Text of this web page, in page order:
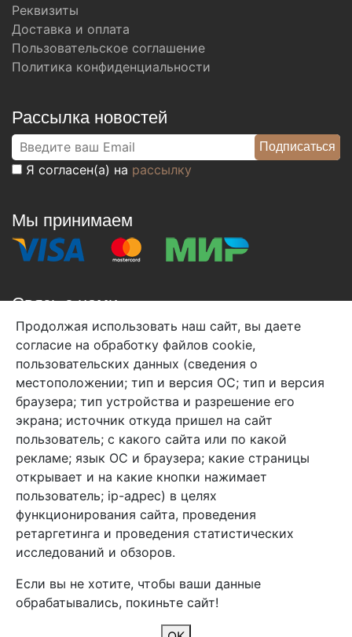
Реквизиты
Доставка и оплата
Пользовательское соглашение
Политика конфиденциальности
Рассылка новостей
Я согласен(а) на рассылку
Мы принимаем
Связь с нами
+7 (495) 933-38-08
info@arben-textile.ru- оптовые продажи
Арбен текстиль г. Щелково, пер.
1-й Советский д.25, владение 2.
Мы в соц. сетях
2026 Copyright © Арбен
Продолжая использовать наш сайт, вы даете
согласие на обработку файлов cookie,
пользовательских данных (сведения о
местоположении; тип и версия ОС; тип и версия
браузера; тип устройства и разрешение его
экрана; источник откуда пришел на сайт
пользователь; с какого сайта или по какой
рекламе; язык ОС и браузера; какие страницы
открывает и на какие кнопки нажимает
пользователь; ip-адрес) в целях
функционирования сайта, проведения
ретаргетинга и проведения статистических
исследований и обзоров.
Если вы не хотите, чтобы ваши данные
обрабатывались, покиньте сайт!